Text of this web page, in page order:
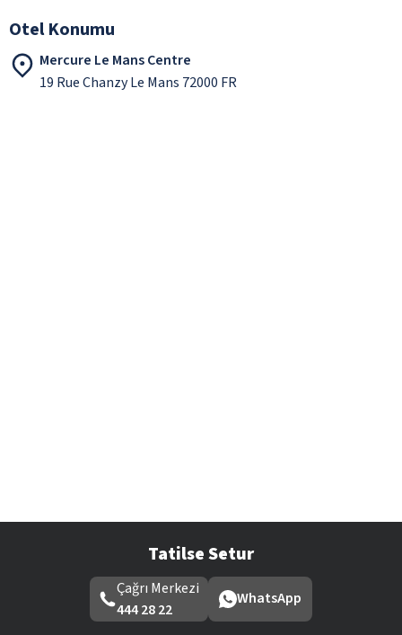
Otel Konumu
Mercure Le Mans Centre
19 Rue Chanzy Le Mans 72000 FR
Tatilse Setur
Çağrı Merkezi
444 28 22
WhatsApp